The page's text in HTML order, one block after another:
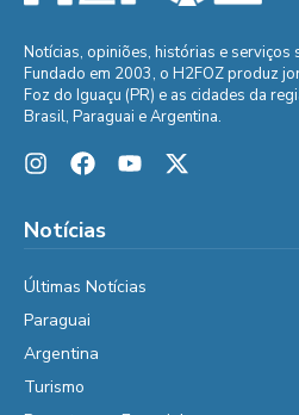
Notícias, opiniões, histórias e serviços
Fundado em 2003, o H2FOZ produz
Foz do Iguaçu (PR) e as cidades da
Brasil, Paraguai e Argentina.
Notícias
Últimas Notícias
Paraguai
Argentina
Turismo